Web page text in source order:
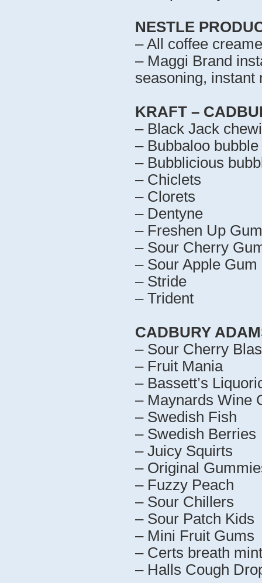
NESTLE
– All coffee
– Maggi Brand
seasoning, instant
KRAFT –
– Black Jack
– Bubbaloo
– Bubblicious
– Chiclets
– Clorets
– Dentyne
– Freshen Up Gum
– Sour Cherry
– Sour Apple
– Stride
– Trident
CADBURY
– Sour Cherry
– Fruit Mania
– Bassett’s
– Maynards Wine
– Swedish Fish
– Swedish Berries
– Juicy Squirts
– Original
– Fuzzy Peach
– Sour Chillers
– Sour Patch Kids
– Mini Fruit Gums
– Certs breath
– Halls Cough